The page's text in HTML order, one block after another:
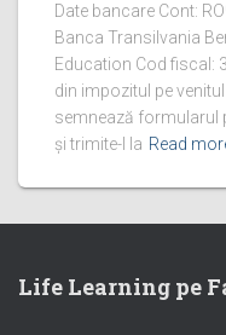
Date bancare Cont:
Banca Transilvania
Education Cod fiscal:
din impozitul pe
semnează formularul
și trimite-l la Read
Life Learning pe